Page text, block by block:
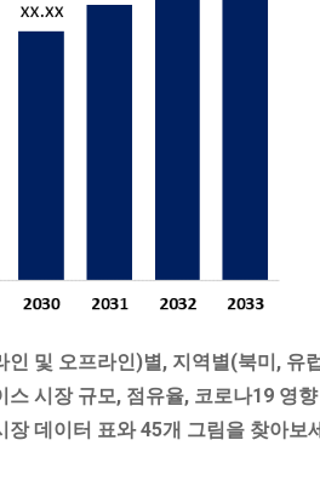
및 오프라인)별, 지역별(북미, 유
시장 규모, 점유율, 코로나19 영
데이터 표와 45개 그림을 찾아보